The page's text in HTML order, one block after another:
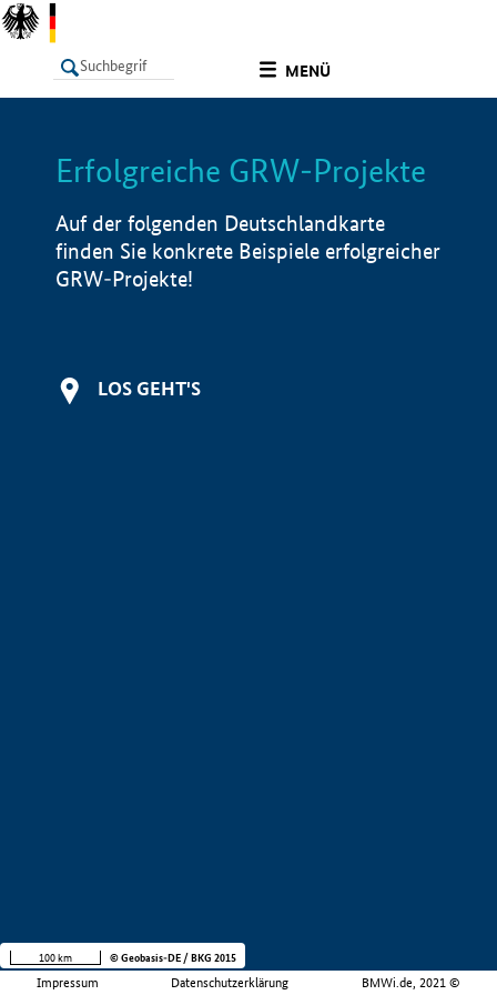
MENÜ
LISTE Info
Erfolgreiche GRW-Projekte
Auf der folgenden Deutschlandkarte
finden Sie konkrete Beispiele erfolgreicher
GRW-Projekte!
LOS GEHT'S
Impressum Datenschutzerklärung BMWi.de, 2021 ©
100 km © Geobasis-DE / BKG 2015